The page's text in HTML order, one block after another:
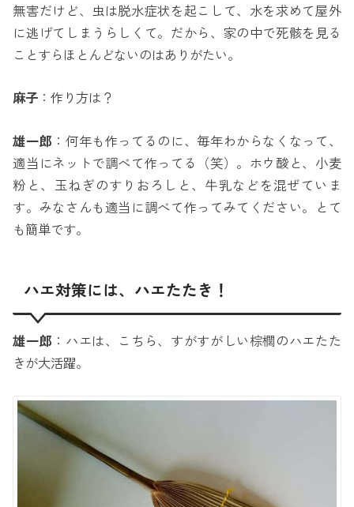
無害だけど、虫は脱水症状を起こして、水を求めて屋外
に逃げてしまうらしくて。だから、家の中で死骸を見る
ことすらほとんどないのはありがたい。
麻子 ：作り方は？
雄一郎 ：何年も作ってるのに、毎年わからなくなって、
適当にネットで調べて作ってる（笑）。ホウ酸と、小麦
粉と、玉ねぎのすりおろしと、牛乳などを混ぜていま
す。みなさんも適当に調べて作ってみてください。とて
も簡単です。
ハエ対策には、ハエたたき！
雄一郎 ：ハエは、こちら、すがすがしい棕櫚のハエたた
きが大活躍。